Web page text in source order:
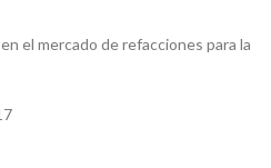
el mercado de refacciones para la